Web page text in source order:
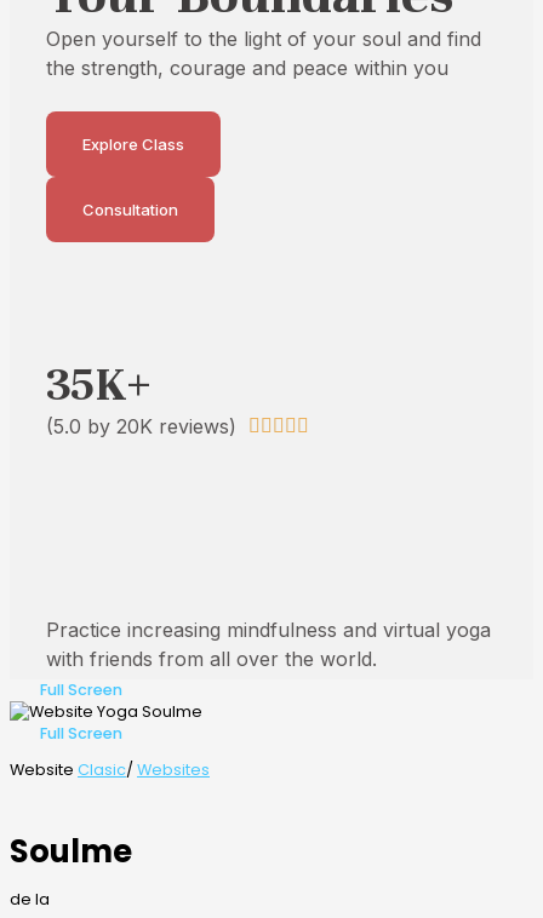
Full Screen
Full Screen
Website Clasic/ Websites
Soulme
de la